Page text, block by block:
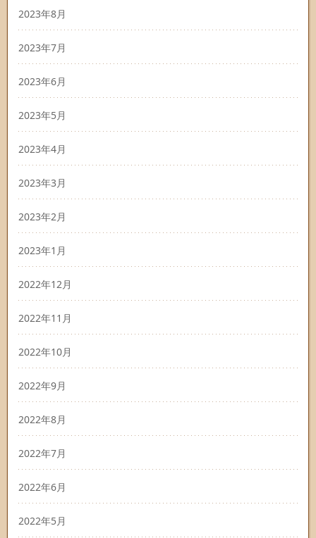
2023年8月
2023年7月
2023年6月
2023年5月
2023年4月
2023年3月
2023年2月
2023年1月
2022年12月
2022年11月
2022年10月
2022年9月
2022年8月
2022年7月
2022年6月
2022年5月